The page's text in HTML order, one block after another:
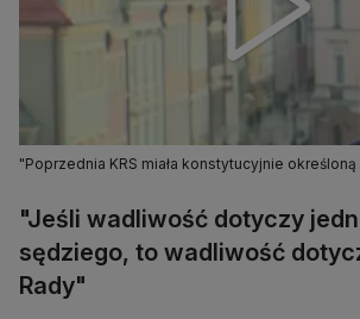
"Poprzednia KRS miała konstytucyjnie
"Jeśli wadliwość dotyczy
sędziego, to wadliwość
Rady"